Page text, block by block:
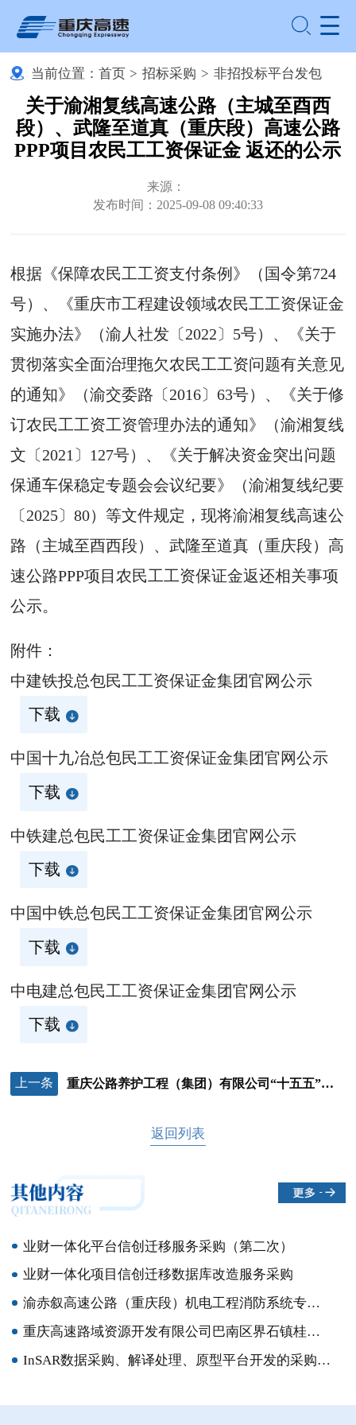
当前位置： 首页 > 招标采购 > 非招投标平台发包
关于渝湘复线高速公路（主城至酉西
段）、武隆至道真（重庆段）高速公路
PPP项目农民工工资保证金 返还的公示
来源：
发布时间：2025-09-08 09:40:33
根据《保障农民工工资支付条例》（国令第724
号）、《重庆市工程建设领域农民工工资保证金
实施办法》（渝人社发〔2022〕5号）、《关于
贯彻落实全面治理拖欠农民工工资问题有关意见
的通知》（渝交委路〔2016〕63号）、《关于修
订农民工工资工资管理办法的通知》（渝湘复线
文〔2021〕127号）、《关于解决资金突出问题
保通车保稳定专题会会议纪要》（渝湘复线纪要
〔2025〕80）等文件规定，现将渝湘复线高速公
路（主城至酉西段）、武隆至道真（重庆段）高
速公路PPP项目农民工工资保证金返还相关事项
公示。
附件：
中建铁投总包民工工资保证金集团官网公示
下载
中国十九冶总包民工工资保证金集团官网公示
下载
中铁建总包民工工资保证金集团官网公示
下载
中国中铁总包民工工资保证金集团官网公示
下载
中电建总包民工工资保证金集团官网公示
下载
上一条 重庆公路养护工程（集团）有限公司“十五五”发展规划编制咨询服务竞争性比选公告
返回列表
业财一体化平台信创迁移服务采购（第二次）
业财一体化项目信创迁移数据库改造服务采购
渝赤叙高速公路（重庆段）机电工程消防系统专项施工采购竞争性比选
重庆高速路域资源开发有限公司巴南区界石镇桂花村地块公开招租流标公告
InSAR数据采购、解译处理、原型平台开发的采购竞争性比选结果公示